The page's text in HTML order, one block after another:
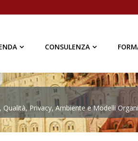
CONSULENZA
Privacy, Ambiente e Modelli